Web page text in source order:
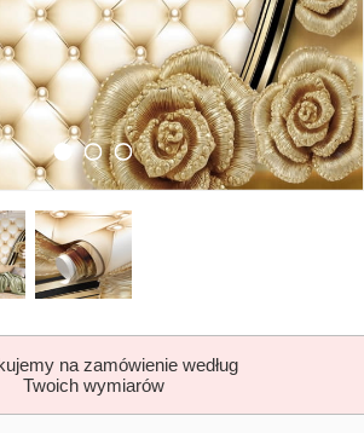
na zamówienie według
Twoich wymiarów